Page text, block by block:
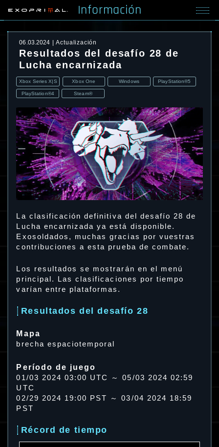
Información
06.03.2024 Actualización
Resultados del desafío 28 de
Lucha encarnizada
Xbox Series X|S Xbox One Windows PlayStation®5
PlayStation®4 Steam®
La clasificación definitiva del desafío 28 de
Lucha encarnizada ya está disponible.
Exosoldados, muchas gracias por vuestras
contribuciones a esta prueba de combate.
Los resultados se mostrarán en el menú
principal. Las clasificaciones por tiempo
varían entre plataformas.
Resultados del desafío 28
Mapa
brecha espaciotemporal
Período de juego
01/03 2024 03:00 UTC ～ 05/03 2024 02:59
UTC
02/29 2024 19:00 PST ～ 03/04 2024 18:59
PST
Récord de tiempo